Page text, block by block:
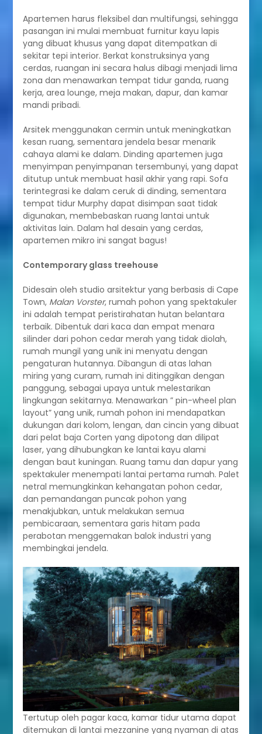
Apartemen harus fleksibel dan multifungsi, sehingga
pasangan ini mulai membuat furnitur kayu lapis
yang dibuat khusus yang dapat ditempatkan di
sekitar tepi interior. Berkat konstruksinya yang
cerdas, ruangan ini secara halus dibagi menjadi lima
zona dan menawarkan tempat tidur ganda, ruang
kerja, area lounge, meja makan, dapur, dan kamar
mandi pribadi.
Arsitek menggunakan cermin untuk meningkatkan
kesan ruang, sementara jendela besar menarik
cahaya alami ke dalam. Dinding apartemen juga
menyimpan penyimpanan tersembunyi, yang dapat
ditutup untuk membuat hasil akhir yang rapi. Sofa
terintegrasi ke dalam ceruk di dinding, sementara
tempat tidur Murphy dapat disimpan saat tidak
digunakan, membebaskan ruang lantai untuk
aktivitas lain. Dalam hal desain yang cerdas,
apartemen mikro ini sangat bagus!
Contemporary glass treehouse
Didesain oleh studio arsitektur yang berbasis di Cape
Town, Malan Vorster, rumah pohon yang spektakuler
ini adalah tempat peristirahatan hutan belantara
terbaik. Dibentuk dari kaca dan empat menara
silinder dari pohon cedar merah yang tidak diolah,
rumah mungil yang unik ini menyatu dengan
pengaturan hutannya. Dibangun di atas lahan
miring yang curam, rumah ini ditinggikan dengan
panggung, sebagai upaya untuk melestarikan
lingkungan sekitarnya. Menawarkan ” pin-wheel plan
layout” yang unik, rumah pohon ini mendapatkan
dukungan dari kolom, lengan, dan cincin yang dibuat
dari pelat baja Corten yang dipotong dan dilipat
laser, yang dihubungkan ke lantai kayu alami
dengan baut kuningan. Ruang tamu dan dapur yang
spektakuler menempati lantai pertama rumah. Palet
netral memungkinkan kehangatan pohon cedar,
dan pemandangan puncak pohon yang
menakjubkan, untuk melakukan semua
pembicaraan, sementara garis hitam pada
perabotan menggemakan balok industri yang
membingkai jendela.
Tertutup oleh pagar kaca, kamar tidur utama dapat
ditemukan di lantai mezzanine yang nyaman di atas